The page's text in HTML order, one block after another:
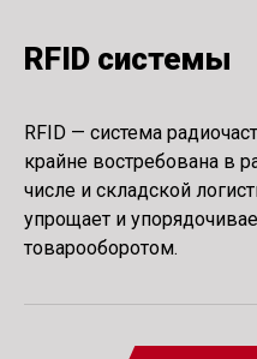
RFID системы
RFID — система
крайне востребована в
числе и складской
упрощает и
товарооборотом.